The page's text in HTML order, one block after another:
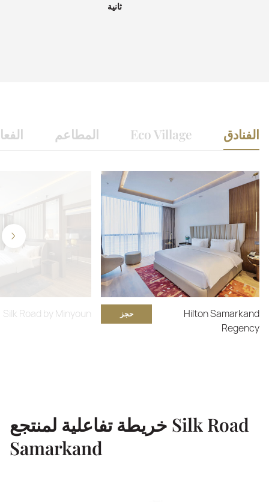
ثانية
الفنادق Eco Village المطاعم
Hilton Samarkand
Regency
حجز Silk Road by Minyoun
خريطة تفاعلية لمنتجع Silk Road
Samarkand